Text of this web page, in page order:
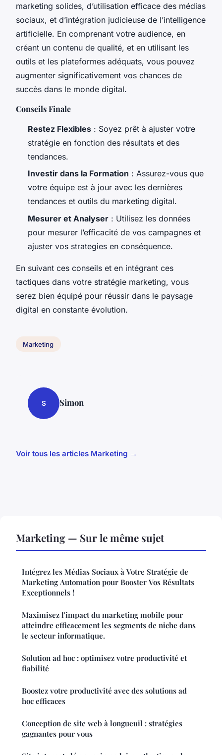
marketing solides, d’utilisation efficace des médias
sociaux, et d’intégration judicieuse de l’intelligence
artificielle. En comprenant votre audience, en
créant un contenu de qualité, et en utilisant les
outils et les plateformes adéquats, vous pouvez
augmenter significativement vos chances de
succès dans le monde digital.
Conseils Finale
Restez Flexibles : Soyez prêt à ajuster votre
stratégie en fonction des résultats et des
tendances.
Investir dans la Formation : Assurez-vous que
votre équipe est à jour avec les dernières
tendances et outils du marketing digital.
Mesurer et Analyser : Utilisez les données
pour mesurer l’efficacité de vos campagnes et
ajuster vos strategies en conséquence.
En suivant ces conseils et en intégrant ces
tactiques dans votre stratégie marketing, vous
serez bien équipé pour réussir dans le paysage
digital en constante évolution.
Marketing
S Simon
Voir tous les articles Marketing →
Marketing — Sur le même sujet
Intégrez les Médias Sociaux à Votre Stratégie de
Marketing Automation pour Booster Vos Résultats
Exceptionnels !
Maximisez l'impact du marketing mobile pour
atteindre efficacement les segments de niche dans
le secteur informatique.
Solution ad hoc : optimisez votre productivité et
fiabilité
Boostez votre productivité avec des solutions ad
hoc efficaces
Conception de site web à longueuil : stratégies
gagnantes pour vous